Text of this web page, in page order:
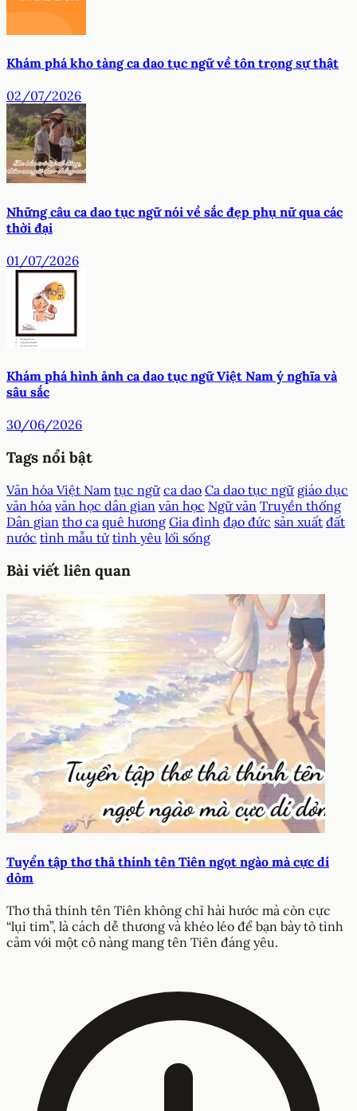
Khám phá kho tàng ca dao tục ngữ về tôn trọng sự thật
02/07/2026
Những câu ca dao tục ngữ nói về sắc đẹp phụ nữ qua các
thời đại
01/07/2026
Khám phá hình ảnh ca dao tục ngữ Việt Nam ý nghĩa và
sâu sắc
30/06/2026
Tags nổi bật
Văn hóa Việt Nam tục ngữ ca dao Ca dao tục ngữ giáo dục
văn hóa văn học dân gian văn học Ngữ văn Truyền thống
Dân gian thơ ca quê hương Gia đình đạo đức sản xuất đất
nước tình mẫu tử tình yêu lối sống
Bài viết liên quan
Tuyển tập thơ thả thính tên Tiên ngọt ngào mà cực dí
dỏm
Thơ thả thính tên Tiên không chỉ hài hước mà còn cực
“lụi tim”, là cách dễ thương và khéo léo để bạn bày tỏ tình
cảm với một cô nàng mang tên Tiên đáng yêu.